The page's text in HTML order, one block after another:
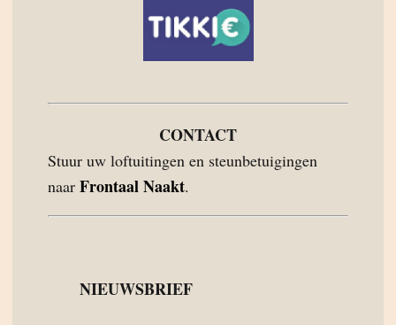
CONTACT
Stuur uw loftuitingen en steunbetuigingen
naar Frontaal Naakt.
NIEUWSBRIEF